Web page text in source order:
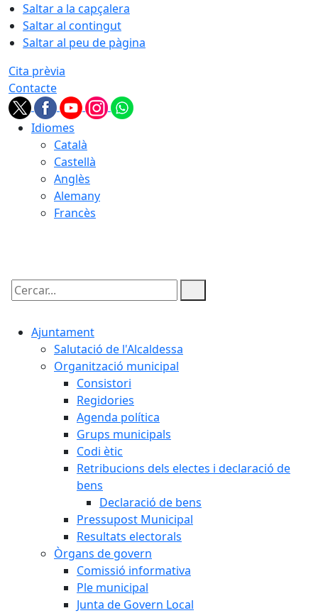
Saltar a la capçalera
Saltar al contingut
Saltar al peu de pàgina
Cita prèvia
Contacte
Idiomes
Català
Castellà
Anglès
Alemany
Francès
Cercar:
Ajuntament
Salutació de l'Alcaldessa
Organització municipal
Consistori
Regidories
Agenda política
Grups municipals
Codi ètic
Retribucions dels electes i declaració de
bens
Declaració de bens
Pressupost Municipal
Resultats electorals
Òrgans de govern
Comissió informativa
Ple municipal
Junta de Govern Local